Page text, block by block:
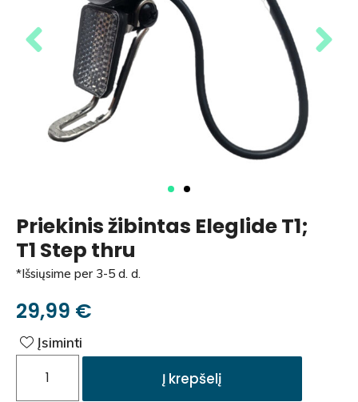
Priekinis žibintas Eleglide T1;
T1 Step thru
*Išsiųsime per 3-5 d. d.
29,99 €
Įsiminti
Į krepšelį